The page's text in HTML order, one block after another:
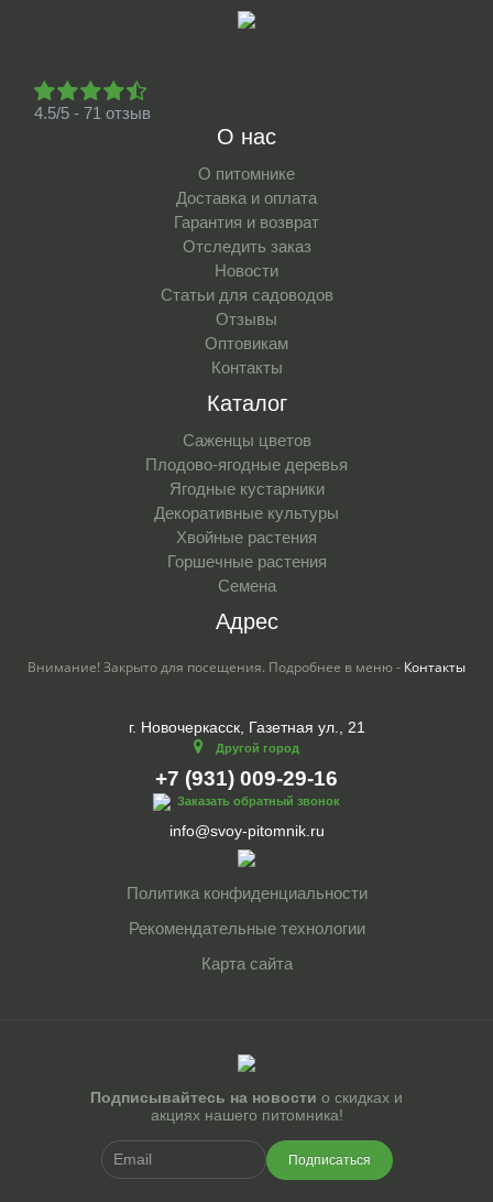
4.5/5 - 71 отзыв
О нас
О питомнике
Доставка и оплата
Гарантия и возврат
Отследить заказ
Новости
Статьи для садоводов
Отзывы
Оптовикам
Контакты
Каталог
Саженцы цветов
Плодово-ягодные деревья
Ягодные кустарники
Декоративные культуры
Хвойные растения
Горшечные растения
Семена
Адрес
Внимание! Закрыто для посещения. Подробнее в меню - Контакты
г. Новочеркасск, Газетная ул., 21
Другой город
+7 (931) 009-29-16
Заказать обратный звонок
info@svoy-pitomnik.ru
Политика конфиденциальности
Рекомендательные технологии
Карта сайта
Подписывайтесь на новости о скидках и
акциях нашего питомника!
Подписаться